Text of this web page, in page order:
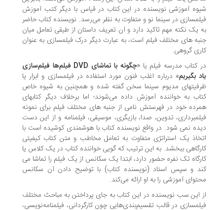
آموزشی نویسنده در این کتاب در قیاس با دیگر کتب آموزش
در سینما نو و متفاوت به نظر می‌رسد. نویسنده کتاب حاضر
یک نکته مهم تاکید دارد و آن تعریف داستان از طیقی تعامل میان
های مختلف فیلم است، به عبارت دیگر درک فیلمسازی به عنوان
گروهی.
کتاب مدرسه فيلم یا‌ «
چگونه با تماشای DVD فيلم‌ها فيلم‌سازی
بگيريم » درباره اغلب فنون مورد استفاده در فیلمسازی و ابزار یا
مدیوم سینما سخن گفته شده و همچنین به شیوه خاص
به خواننده آموزش داده می‌شوند؛ اما برخلاف دیگر کتابهای
خود در فهرستش نامی از جنبه های مختلف فیلم برای نمونه
تدوین، صدا، بازیگری، موسیقی، فیلمنامه و از این دست
نمی شود. در واقع نویسنده کتاب با هوشمندی کوشیده است با
یک استراتژی متفاوت به تعامل مخاطب و متن کتاب کیفیتی
ببخشد. به این ترتیب که گویی خواننده کتاب در یک کلاس یا
تک نفره حضور دارد، ابتدا یک سکانس از یک فیلم را تماشا می
و سپس استاد (نویسنده کتاب) با توضیح دادن آن سکانس
آموزشی را به او ارائه می‌کند.
این سب نویسنده در این کتاب به جای پرداختن به مباحث مختلف
در قالب تقسیم‌بندی‌هایی چون کارگردانی، فیلمنامه‌نویسی،